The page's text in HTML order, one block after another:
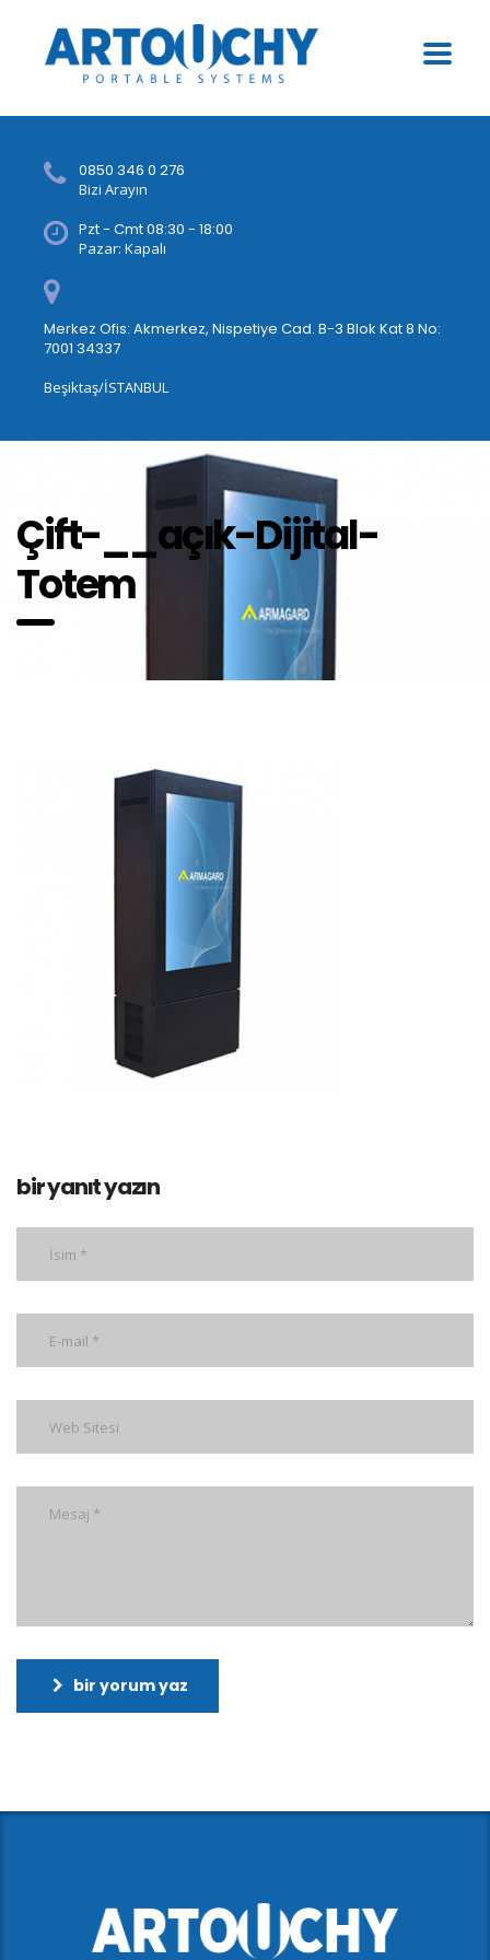
0850 346 0 276
Bizi Arayın
Pzt - Cmt 08:30 - 18:00
Pazar: Kapalı
Merkez Ofis: Akmerkez, Nispetiye Cad. B-3 Blok Kat 8 No:
7001 34337
Beşiktaş/İSTANBUL
Çift-__açık-Dijital-
Totem
bir yanıt yazın
bir yorum yaz